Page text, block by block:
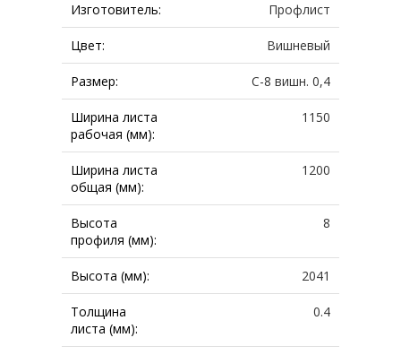
Изготовитель: Профлист
Цвет: Вишневый
Размер: С-8 вишн. 0,4
Ширина листа
рабочая (мм):
1150
Ширина листа
общая (мм):
1200
Высота
профиля (мм):
8
Высота (мм): 2041
Толщина
листа (мм):
0.4